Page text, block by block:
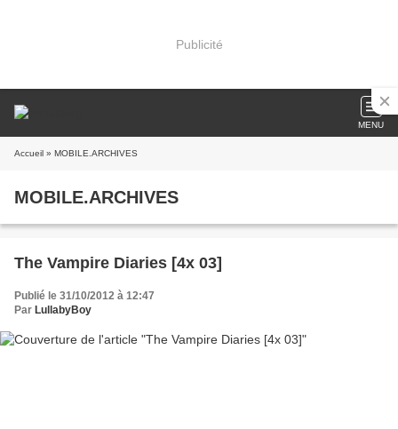
Publicité
MENU
Accueil » MOBILE.ARCHIVES
MOBILE.ARCHIVES
The Vampire Diaries [4x 03]
Publié le 31/10/2012 à 12:47
Par LullabyBoy